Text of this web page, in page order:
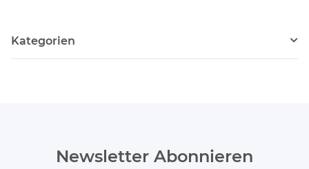
Kategorien
Newsletter Abonnieren